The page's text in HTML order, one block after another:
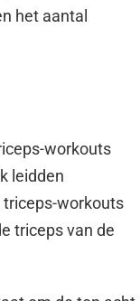
het aantal
workouts
leidden
workouts
triceps van de